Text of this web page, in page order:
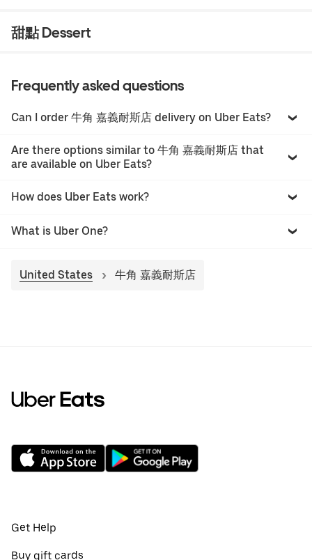
甜點 Dessert
Frequently asked questions
Can I order 牛角 嘉義耐斯店 delivery on Uber Eats?
Are there options similar to 牛角 嘉義耐斯店 that
are available on Uber Eats?
How does Uber Eats work?
What is Uber One?
United States 牛角 嘉義耐斯店
Get Help
Buy gift cards